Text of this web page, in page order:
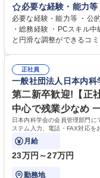
当者として業務を覚えて
ジションとして活躍いただくこと
プの業務内容】 ・人事制
怠管理 ・官公庁への各種
管理 ・福利厚生関連 ・職
業務全般 募集職種 【東京／文京区】公益財団法人の総務人事業務／年間
休日125日
必要な経験・能力等
必要な経験・能力等 ・公
・総務経験 ・PCスキル
と円滑な調整ができるコミュ
正社員
一般社団法人日本内科
第二新卒歓迎!【正
中心で残業少なめ
日本内科学会の会員管理部門に
ステム入力、電話・FAX対応を
などにも幅広く携わっていただ
月給
23万円～27万円
勤務地